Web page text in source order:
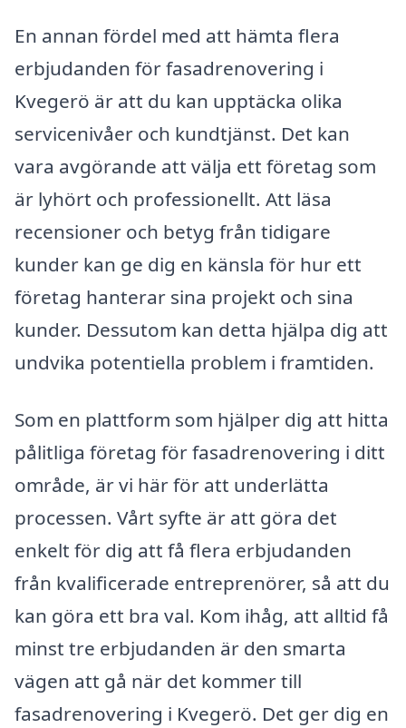
En annan fördel med att hämta flera
erbjudanden för fasadrenovering i
Kvegerö är att du kan upptäcka olika
servicenivåer och kundtjänst. Det kan
vara avgörande att välja ett företag som
är lyhört och professionellt. Att läsa
recensioner och betyg från tidigare
kunder kan ge dig en känsla för hur ett
företag hanterar sina projekt och sina
kunder. Dessutom kan detta hjälpa dig att
undvika potentiella problem i framtiden.
Som en plattform som hjälper dig att hitta
pålitliga företag för fasadrenovering i ditt
område, är vi här för att underlätta
processen. Vårt syfte är att göra det
enkelt för dig att få flera erbjudanden
från kvalificerade entreprenörer, så att du
kan göra ett bra val. Kom ihåg, att alltid få
minst tre erbjudanden är den smarta
vägen att gå när det kommer till
fasadrenovering i Kvegerö. Det ger dig en